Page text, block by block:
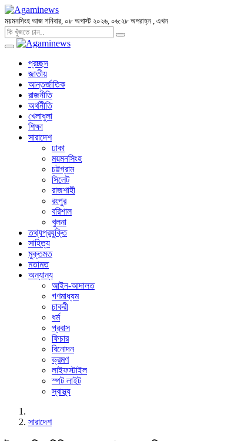
ময়মনসিংহ আজ শনিবার, ০৮ অগাস্ট ২০২৬, ০৬:২৮ অপরাহ্ন , এখন
প্রচ্ছদ
জাতীয়
আন্তর্জাতিক
রাজনীতি
অর্থনীতি
খেলাধুলা
শিক্ষা
সারাদেশ
ঢাকা
ময়মনসিংহ
চট্টগ্রাম
সিলেট
রাজশাহী
রংপুর
বরিশাল
খুলনা
তথ্যপ্রযুক্তি
সাহিত্য
মুক্তমত
মতামত
অন্যান্য
আইন-আদালত
গণমাধ্যম
চাকরী
ধর্ম
প্রবাস
ফিচার
বিনোদন
ভ্রমণ
লাইফস্টাইল
স্পট লাইট
স্বাস্থ্য
সারাদেশ